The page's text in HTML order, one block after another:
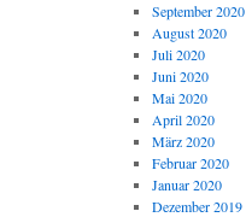
September 2020
August 2020
Juli 2020
Juni 2020
Mai 2020
April 2020
März 2020
Februar 2020
Januar 2020
Dezember 2019